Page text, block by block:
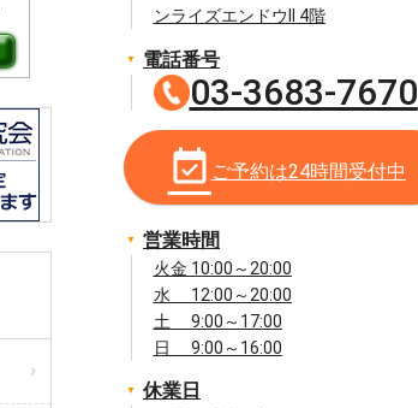
ンライズエンドウII 4階
電話番号
03-3683-7670
event_available ご予約は24時間受付中
営業時間
火金 10:00～20:00
水 12:00～20:00
土 9:00～17:00
日 9:00～16:00
休業日